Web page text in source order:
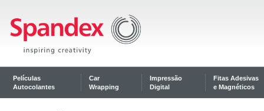
Películas
Autocolantes
Car
Wrapping
Impressão
Digital
Fitas Adesivas
e Magnéticos